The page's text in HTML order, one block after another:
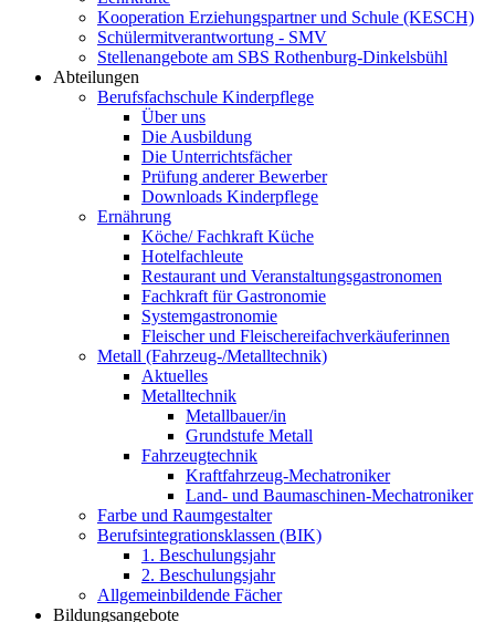
Kooperation Erziehungspartner und Schule (KESCH)
Schülermitverantwortung - SMV
Stellenangebote am SBS Rothenburg-Dinkelsbühl
Abteilungen
Berufsfachschule Kinderpflege
Über uns
Die Ausbildung
Die Unterrichtsfächer
Prüfung anderer Bewerber
Downloads Kinderpflege
Ernährung
Köche/ Fachkraft Küche
Hotelfachleute
Restaurant und Veranstaltungsgastronomen
Fachkraft für Gastronomie
Systemgastronomie
Fleischer und Fleischereifachverkäuferinnen
Metall (Fahrzeug-/Metalltechnik)
Aktuelles
Metalltechnik
Metallbauer/in
Grundstufe Metall
Fahrzeugtechnik
Kraftfahrzeug-Mechatroniker
Land- und Baumaschinen-Mechatroniker
Farbe und Raumgestalter
Berufsintegrationsklassen (BIK)
1. Beschulungsjahr
2. Beschulungsjahr
Allgemeinbildende Fächer
Bildungsangebote